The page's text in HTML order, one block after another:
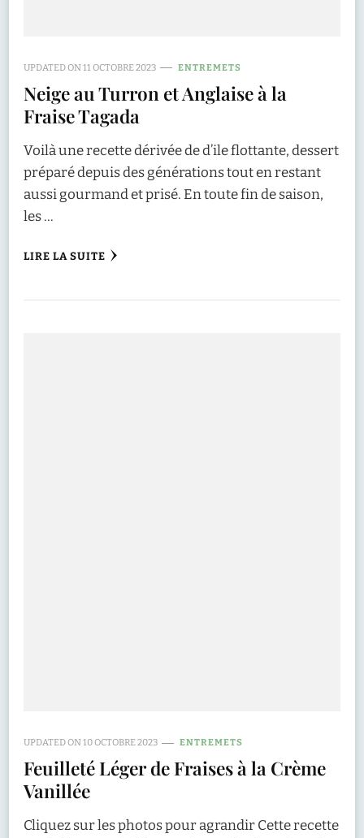
UPDATED ON11 OCTOBRE 2023 ENTREMETS
Neige au Turron et Anglaise à la
Fraise Tagada
Voilà une recette dérivée de d’ile flottante, dessert
préparé depuis des générations tout en restant
aussi gourmand et prisé. En toute fin de saison,
les …
LIRE LA SUITE
UPDATED ON10 OCTOBRE 2023 ENTREMETS
Feuilleté Léger de Fraises à la Crème
Vanillée
Cliquez sur les photos pour agrandir Cette recette